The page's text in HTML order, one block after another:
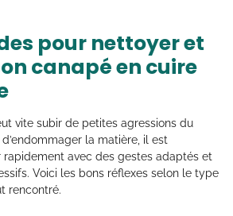
pour nettoyer et
canapé en cuire
vite subir de petites agressions du
la matière, il est
rapidement avec des gestes adaptés et
Voici les bons réflexes selon le type
rencontré.